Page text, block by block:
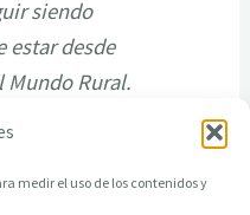
medir el uso de los contenidos y
siendo
estar desde
Mundo Rural.